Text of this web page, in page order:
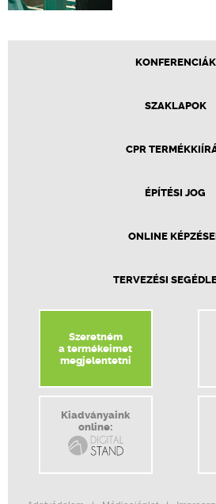
KONFERENCIÁK
SZAKLAPOK
CPR
ÉPÍTÉSI JOG
ONLINE
TERVEZÉSI
Szeretném
a termékeimet
megjelentetni
Kiadványaink
online: